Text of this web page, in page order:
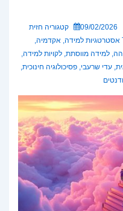
09/02/2026 קטגוריה חזית
אסטרטגיות למידה, אקדמיה,
, למידה מווסתת, לקויות למידה,
, עדי שרעבי, פסיכולוגיה חינוכית,